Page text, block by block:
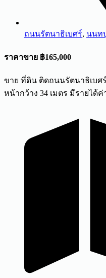
ถนนรัตนาธิเบศร์, นนท
ราคาขาย ฿165,000
ขาย ที่ดิน ติดถนนรัตนาธิเบศ
หน้ากว้าง 34 เมตร มีรายได้ค่